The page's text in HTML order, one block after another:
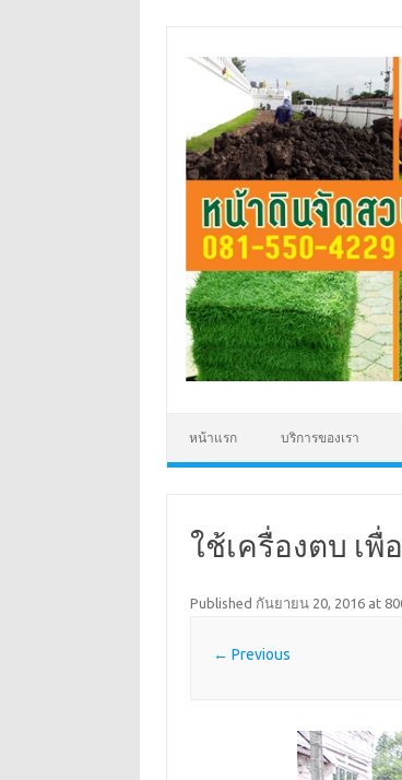
content
หน้าแรก บริการของเรา
ใช้เครื่องตบ เ
Published กันยายน 20, 2016at
← Previous